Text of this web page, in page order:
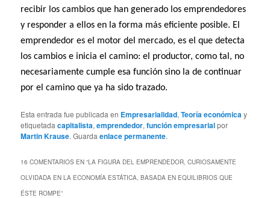
recibir los cambios que han generado los emprendedores
y responder a ellos en la forma más eficiente posible. El
emprendedor es el motor del mercado, es el que detecta
los cambios e inicia el camino: el productor, como tal, no
necesariamente cumple esa función sino la de continuar
por el camino que ya ha sido trazado.
Esta entrada fue publicada en Empresarialidad,Teoría económica y
etiquetadacapitalista,emprendedor,función empresarialpor
Martin Krause. Guardaenlace permanente.
16 COMENTARIOS EN “LA FIGURA DEL EMPRENDEDOR, CURIOSAMENTE
OLVIDADA EN LA ECONOMÍA ESTÁTICA, BASADA EN EQUILIBRIOS QUE
ÉSTE ROMPE”